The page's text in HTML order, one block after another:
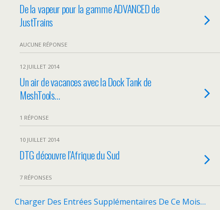
De la vapeur pour la gamme ADVANCED de
JustTrains
AUCUNE RÉPONSE
12 JUILLET 2014
Un air de vacances avec la Dock Tank de
MeshTools…
1 RÉPONSE
10 JUILLET 2014
DTG découvre l’Afrique du Sud
7 RÉPONSES
Charger Des Entrées Supplémentaires De Ce Mois…